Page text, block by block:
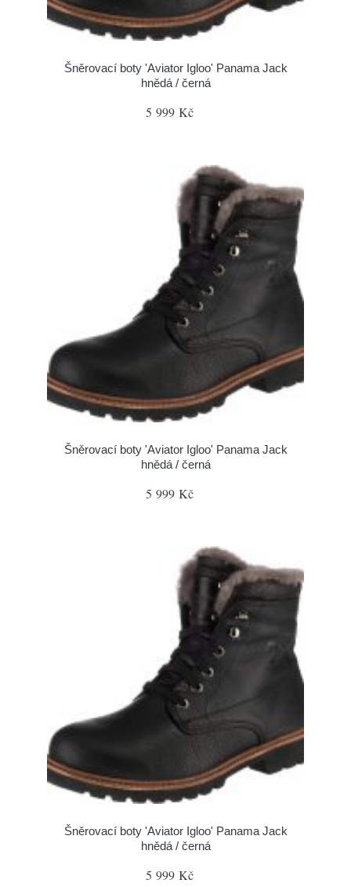
Šněrovací boty 'Aviator Igloo' Panama Jack
hnědá / černá
5 999 Kč
Šněrovací boty 'Aviator Igloo' Panama Jack
hnědá / černá
5 999 Kč
Šněrovací boty 'Aviator Igloo' Panama Jack
hnědá / černá
5 999 Kč